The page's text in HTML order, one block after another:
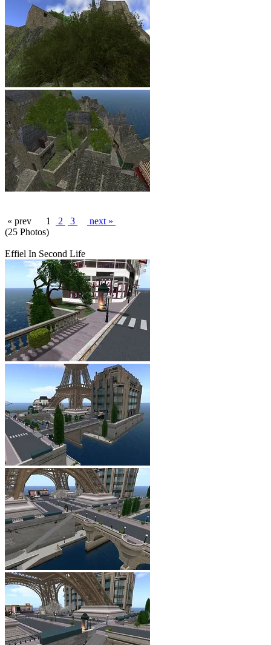
« prev 1 2 3
next »
(25 Photos)
Effiel In Second Life